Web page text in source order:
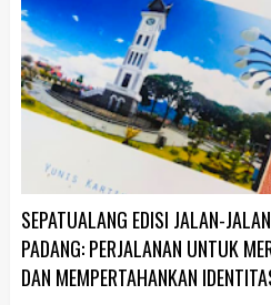
SEPATUALANG EDISI JALAN-
PADANG: PERJALANAN UNTUK
DAN MEMPERTAHANKAN